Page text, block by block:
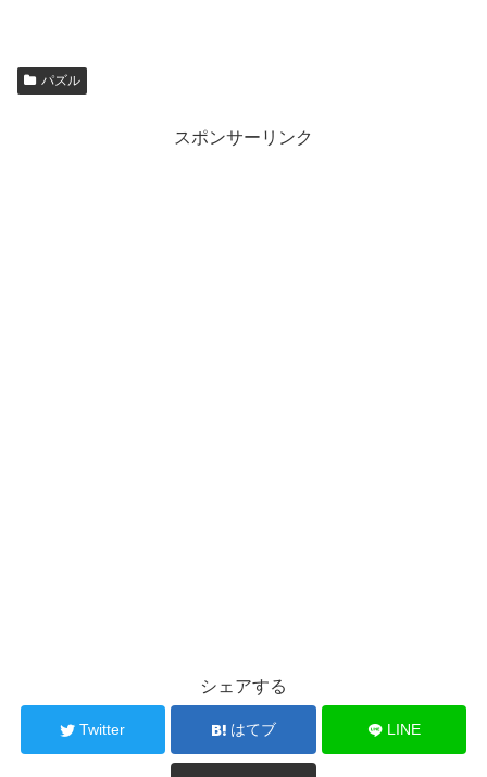
パズル
スポンサーリンク
シェアする
Twitter はてブ LINE